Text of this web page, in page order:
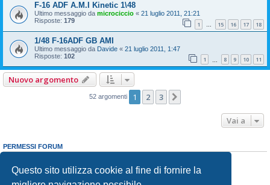
Questo sito utilizza cookie al fine di fornire la
F-16 ADF A.M.I Kinetic 1\48
Ultimo messaggio da microciccio « 21 luglio 2011, 21:21
Risposte: 179 1 … 15 16 17 18
1/48 F-16ADF GB AMI
Ultimo messaggio da Davide « 21 luglio 2011, 1:47
Risposte: 102 1 8 9 10 11
Nuovo argomento
52 argomenti 1 2 3
Vai a
PERMESSI FORUM
Non puoirispondere negli argomenti
Non puoimodificare i tuoi messaggi
Non puoicancellare i tuoi messaggi